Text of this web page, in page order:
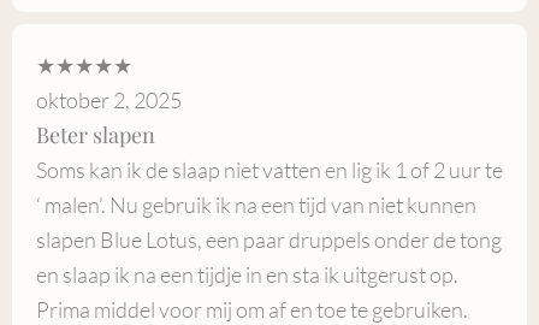
★★★★★
oktober 2, 2025
Beter slapen
Soms kan ik de slaap niet vatten en lig ik 1 of 2 uur te
‘ malen’. Nu gebruik ik na een tijd van niet kunnen
slapen Blue Lotus, een paar druppels onder de tong
en slaap ik na een tijdje in en sta ik uitgerust op.
Prima middel voor mij om af en toe te gebruiken.